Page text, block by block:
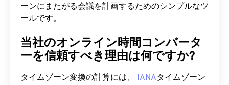
ーンにまたがる会議を計画するためのシンプルなツ
ールです。
当社のオンライン時間コンバータ
ーを信頼すべき理由は何ですか?
タイムゾーン変換の計算には、 IANAタイムゾーン